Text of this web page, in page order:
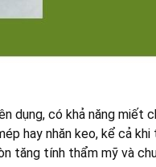
dụng, có khả năng
hay nhăn keo, kể cả
tăng tính thẩm mỹ và